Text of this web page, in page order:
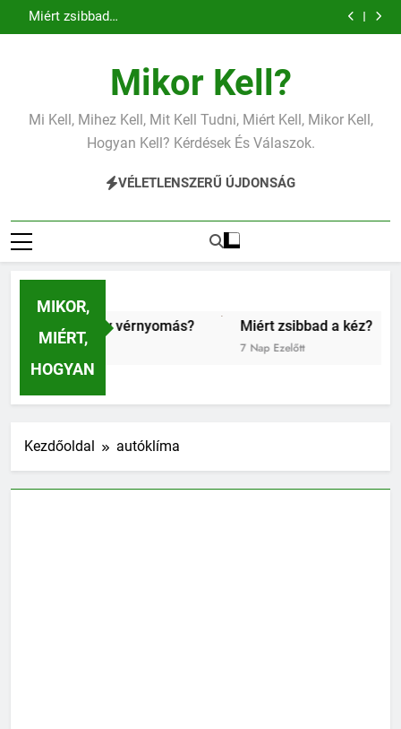
Ugrás
a
Miért fáj a váll?
Miért zsibbad a kéz?
Mit jelent az alacsony vas?
Miért fáj a váll?
Mit jelent az alacsony vérnyomás?
Miért zsibbad a kéz?
Mikor Kell?
Mi Kell, Mihez Kell, Mit Kell Tudni, Miért Kell, Mikor Kell,
Hogyan Kell? Kérdések És Válaszok.
VÉLETLENSZERŰ ÚJDONSÁG
MIKOR,
MIÉRT,
HOGYAN
vérnyomás? Miért zsibbad a kéz?
Kezdőoldal autóklíma